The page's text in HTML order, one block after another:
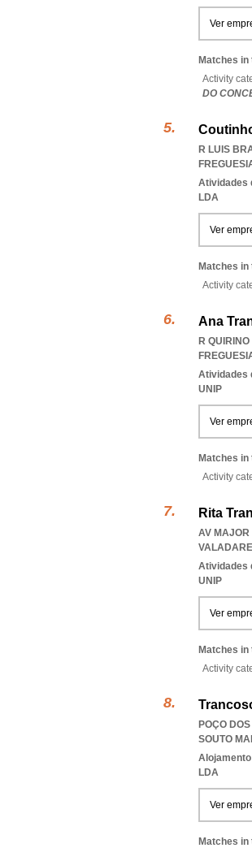
Ver
Matches
Activity
DO
R LUIS
Atividades
LDA
Ver
Matches
Activity
Ana
R
Atividades
UNIP
Ver
Matches
Activity
Rita
AV MAJOR
Atividades
UNIP
Ver
Matches
Activity
POÇO
SOUTO
LDA
Ver
Matches